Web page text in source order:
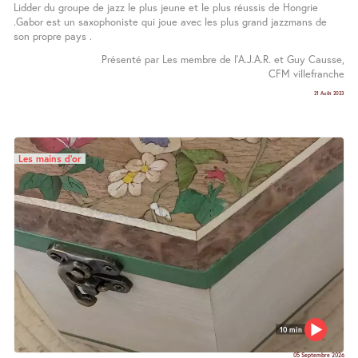
Lidder du groupe de jazz le plus jeune et le plus réussis de Hongrie
.Gabor est un saxophoniste qui joue avec les plus grand jazzmans de
son propre pays .
Présenté par Les membre de l’A.J.A.R. et Guy Causse,
CFM villefranche
21 Août 2023
10 min
Les mains d’or
05 Septembre 2026